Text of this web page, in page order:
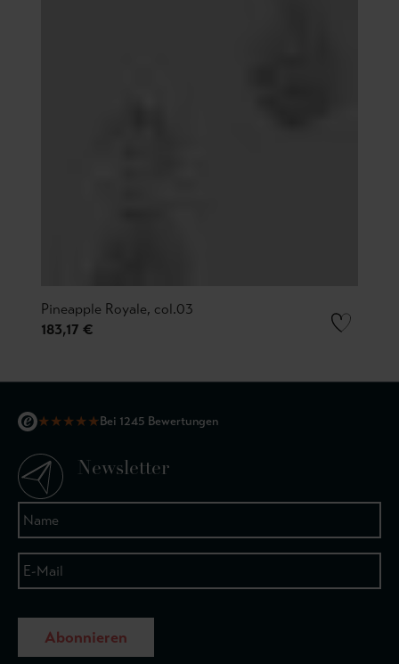
Pineapple Royale, col.03
183,17 €
★★★★★Bei 1245 Bewertungen
Newsletter
Abonnieren